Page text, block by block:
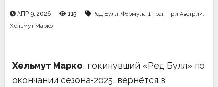
АПР 9, 2026 115 Ред Булл, Формула-1 Гран-при Австрии,
Хельмут Марко
Хельмут Марко, покинувший «Ред Булл» по
окончании сезона-2025, вернётся в